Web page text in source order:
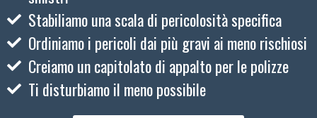
Stabiliamo una scala di pericolosità specifica
Ordiniamo i pericoli dai più gravi ai meno rischiosi
Creiamo un capitolato di appalto per le polizze
Ti disturbiamo il meno possibile